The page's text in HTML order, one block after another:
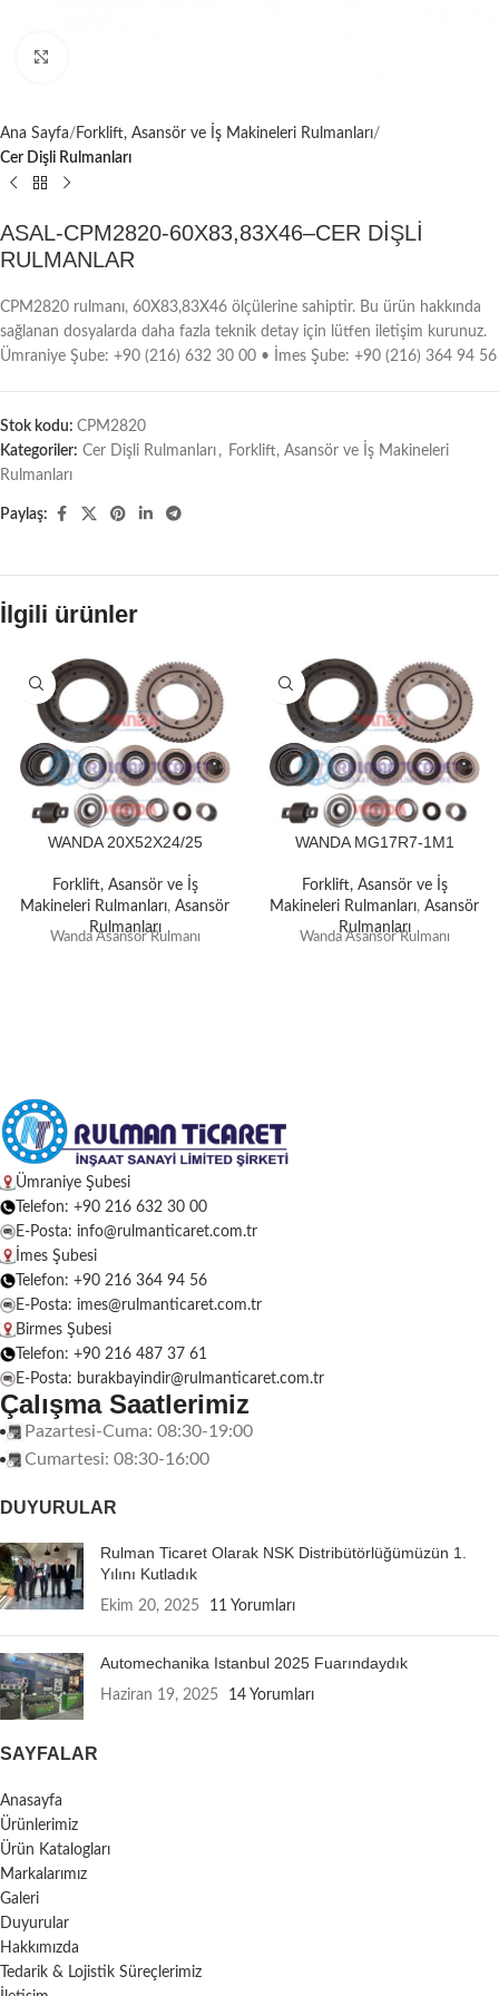
Ana Sayfa
Forklift, Asansör ve İş Makineleri Rulmanları
Cer Dişli Rulmanları
ASAL-CPM2820-60X83,83X46–CER DİŞLİ
RULMANLAR
CPM2820 rulmanı, 60X83,83X46 ölçülerine sahiptir. Bu ürün hakkında
sağlanan dosyalarda daha fazla teknik detay için lütfen iletişim kurunuz.
Ümraniye Şube: +90 (216) 632 30 00 • İmes Şube: +90 (216) 364 94 56
Stok kodu: CPM2820
Kategoriler: Cer Dişli Rulmanları , Forklift, Asansör ve İş Makineleri
Rulmanları
Paylaş:
İlgili ürünler
WANDA 20X52X24/25
Forklift, Asansör ve İş
Makineleri Rulmanları, Asansör
Rulmanları
Wanda Asansör Rulmanı
WANDA MG17R7-1M1
Forklift, Asansör ve İş
Makineleri Rulmanları, Asansör
Rulmanları
Wanda Asansör Rulmanı
Ümraniye Şubesi
Telefon: +90 216 632 30 00
E-Posta: info@rulmanticaret.com.tr
İmes Şubesi
Telefon: +90 216 364 94 56
E-Posta: imes@rulmanticaret.com.tr
Birmes Şubesi
Telefon: +90 216 487 37 61
E-Posta: burakbayindir@rulmanticaret.com.tr
Çalışma Saatlerimiz
Pazartesi-Cuma: 08:30-19:00
Cumartesi: 08:30-16:00
DUYURULAR
Rulman Ticaret Olarak NSK Distribütörlüğümüzün 1.
Yılını Kutladık
Ekim 20, 2025 11 Yorumları
Automechanika Istanbul 2025 Fuarındaydık
Haziran 19, 2025 14 Yorumları
SAYFALAR
Anasayfa
Ürünlerimiz
Ürün Katalogları
Markalarımız
Galeri
Duyurular
Hakkımızda
Tedarik & Lojistik Süreçlerimiz